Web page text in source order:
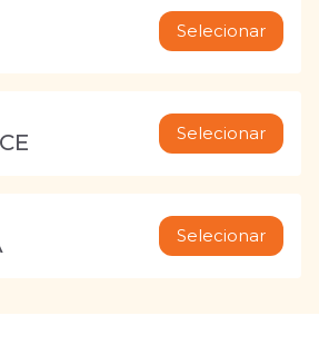
Selecionar
Selecionar
Selecionar